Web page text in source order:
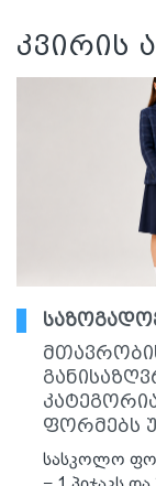
კვირის
ფორმებს
სასკოლო